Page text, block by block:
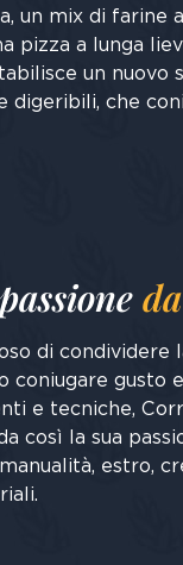
un mix di farine
pizza a lunga
un nuovo
digeribili, che
di condividere
coniugare gusto
e tecniche,
così la sua
estro,